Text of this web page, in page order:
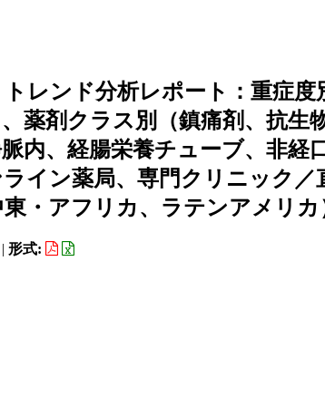
レンド分析レポート：重症度
薬剤クラス別（鎮痛剤、抗生
内、経腸栄養チューブ、非経
ライン薬局、専門クリニック
・アフリカ、ラテンアメリカ
| 形式: